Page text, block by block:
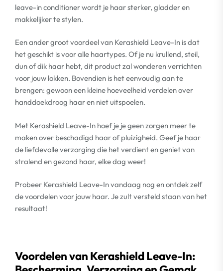
leave-in conditioner wordt je haar sterker, gladder en
makkelijker te stylen.
Een ander groot voordeel van Kerashield Leave-In is dat
het geschikt is voor alle haartypes. Of je nu krullend, steil,
dun of dik haar hebt, dit product zal wonderen verrichten
voor jouw lokken. Bovendien is het eenvoudig aan te
brengen: gewoon een kleine hoeveelheid verdelen over
handdoekdroog haar en niet uitspoelen.
Met Kerashield Leave-In hoef je je geen zorgen meer te
maken over beschadigd haar of pluizigheid. Geef je haar
de liefdevolle verzorging die het verdient en geniet van
stralend en gezond haar, elke dag weer!
Probeer Kerashield Leave-In vandaag nog en ontdek zelf
de voordelen voor jouw haar. Je zult versteld staan van het
resultaat!
Voordelen van Kerashield Leave-In: